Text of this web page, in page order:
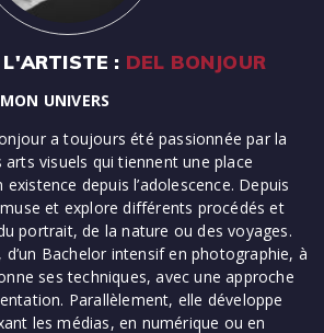
: DEL BONJOUR
UNIVERS
a toujours été passionnée par la
visuels qui tiennent une place
depuis l’adolescence. Depuis
et explore différents procédés et
portrait, de la nature ou des voyages.
Bachelor intensif en photographie, à
ses techniques, avec une approche
Parallèlement, elle développe
les médias, en numérique ou en